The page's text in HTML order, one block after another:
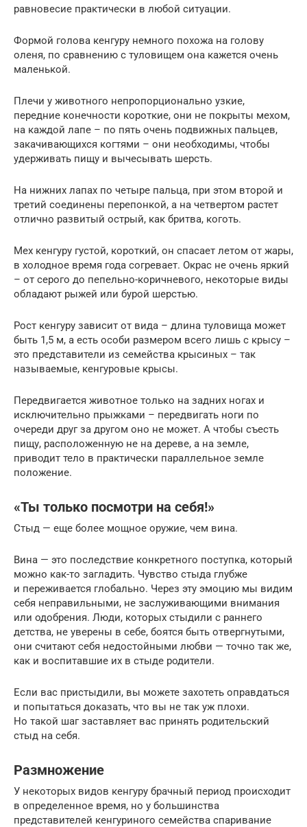
равновесие практически в любой ситуации.
Формой голова кенгуру немного похожа на голову
оленя, по сравнению с туловищем она кажется очень
маленькой.
Плечи у животного непропорционально узкие,
передние конечности короткие, они не покрыты мехом,
на каждой лапе – по пять очень подвижных пальцев,
закачивающихся когтями – они необходимы, чтобы
удерживать пищу и вычесывать шерсть.
На нижних лапах по четыре пальца, при этом второй и
третий соединены перепонкой, а на четвертом растет
отлично развитый острый, как бритва, коготь.
Мех кенгуру густой, короткий, он спасает летом от жары,
в холодное время года согревает. Окрас не очень яркий
– от серого до пепельно-коричневого, некоторые виды
обладают рыжей или бурой шерстью.
Рост кенгуру зависит от вида – длина туловища может
быть 1,5 м, а есть особи размером всего лишь с крысу –
это представители из семейства крысиных – так
называемые, кенгуровые крысы.
Передвигается животное только на задних ногах и
исключительно прыжками – передвигать ноги по
очереди друг за другом оно не может. А чтобы съесть
пищу, расположенную не на дереве, а на земле,
приводит тело в практически параллельное земле
положение.
«Ты только посмотри на себя!»
Стыд — еще более мощное оружие, чем вина.
Вина — это последствие конкретного поступка, который
можно как-то загладить. Чувство стыда глубже
и переживается глобально. Через эту эмоцию мы видим
себя неправильными, не заслуживающими внимания
или одобрения. Люди, которых стыдили с раннего
детства, не уверены в себе, боятся быть отвергнутыми,
они считают себя недостойными любви — точно так же,
как и воспитавшие их в стыде родители.
Если вас пристыдили, вы можете захотеть оправдаться
и попытаться доказать, что вы не так уж плохи.
Но такой шаг заставляет вас принять родительский
стыд на себя.
Размножение
У некоторых видов кенгуру брачный период происходит
в определенное время, но у большинства
представителей кенгуриного семейства спаривание